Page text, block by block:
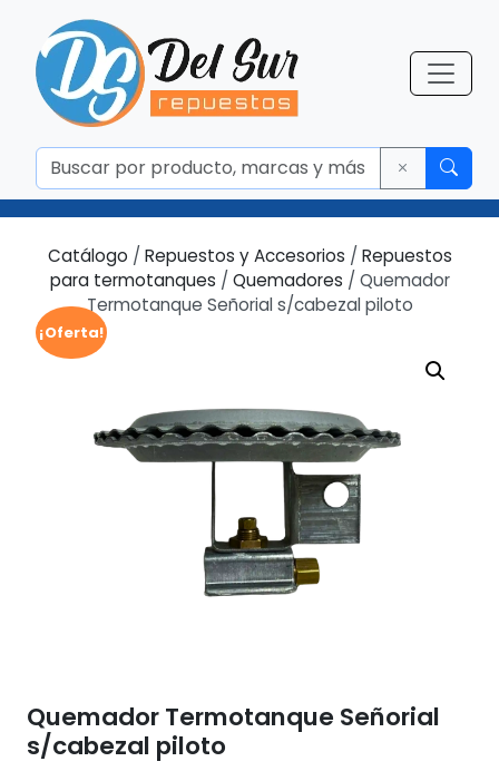
¡Oferta!
Catálogo / Repuestos y Accesorios / Repuestos
para termotanques / Quemadores / Quemador
Termotanque Señorial s/cabezal piloto
Quemador Termotanque Señorial
s/cabezal piloto